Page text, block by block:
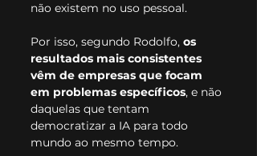
não existem no uso pessoal.
Por isso, segundo Rodolfo, os
resultados mais consistentes
vêm de empresas que focam
em problemas específicos, e não
daquelas que tentam
democratizar a IA para todo
mundo ao mesmo tempo.